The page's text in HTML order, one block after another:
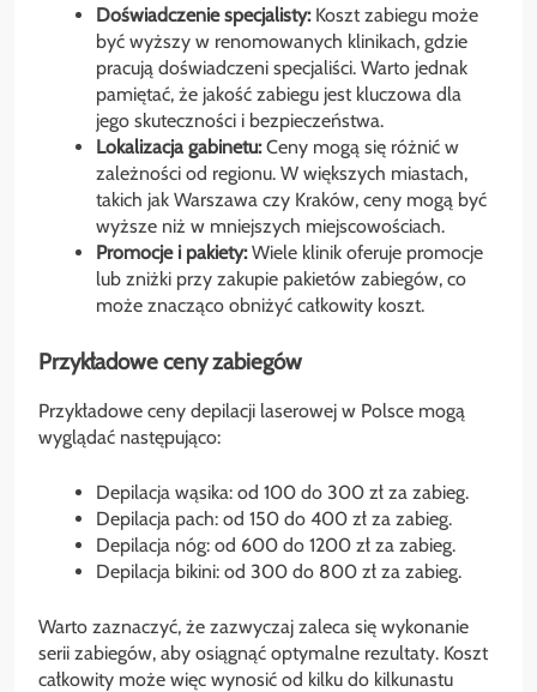
Doświadczenie specjalisty:Koszt zabiegu może
być wyższy w renomowanych klinikach, gdzie
pracują doświadczeni specjaliści. Warto jednak
pamiętać, że jakość zabiegu jest kluczowa dla
jego skuteczności i bezpieczeństwa.
Lokalizacja gabinetu:Ceny mogą się różnić w
zależności od regionu. W większych miastach,
takich jak Warszawa czy Kraków, ceny mogą być
wyższe niż w mniejszych miejscowościach.
Promocje i pakiety:Wiele klinik oferuje promocje
lub zniżki przy zakupie pakietów zabiegów, co
może znacząco obniżyć całkowity koszt.
Przykładowe ceny zabiegów
Przykładowe ceny depilacji laserowej w Polsce mogą
wyglądać następująco:
Depilacja wąsika: od 100 do 300 zł za zabieg.
Depilacja pach: od 150 do 400 zł za zabieg.
Depilacja nóg: od 600 do 1200 zł za zabieg.
Depilacja bikini: od 300 do 800 zł za zabieg.
Warto zaznaczyć, że zazwyczaj zaleca się wykonanie
serii zabiegów, aby osiągnąć optymalne rezultaty. Koszt
całkowity może więc wynosić od kilku do kilkunastu